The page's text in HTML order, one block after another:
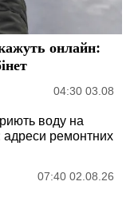
онлайн:
04:30 03.08
воду на
адреси ремонтних
07:40 02.08.26